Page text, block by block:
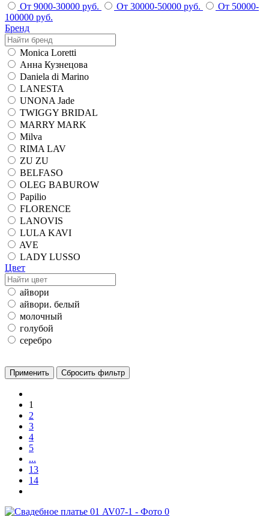
От 9000-30000 руб.
От 30000-50000 руб.
От 50000-
100000 руб.
Бренд
Monica Loretti
Анна Кузнецова
Daniela di Marino
LANESTA
UNONA Jade
TWIGGY BRIDAL
MARRY MARK
Milva
RIMA LAV
ZU ZU
BELFASO
OLEG BABUROW
Papilio
FLORENCE
LANOVIS
LULA KAVI
AVE
LADY LUSSO
Цвет
айвори
айвори. белый
молочный
голубой
серебро
1
2
3
4
5
...
13
14